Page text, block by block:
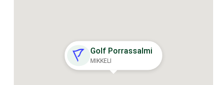
Golf Porrassalmi
MIKKELI